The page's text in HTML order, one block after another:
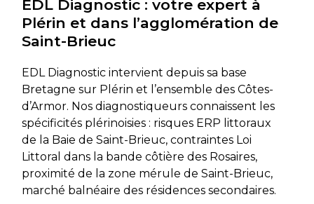
EDL Diagnostic : votre expert à
Plérin et dans l’agglomération de
Saint-Brieuc
EDL Diagnostic intervient depuis sa base
Bretagne sur Plérin et l’ensemble des Côtes-
d’Armor. Nos diagnostiqueurs connaissent les
spécificités plérinoisies : risques ERP littoraux
de la Baie de Saint-Brieuc, contraintes Loi
Littoral dans la bande côtière des Rosaires,
proximité de la zone mérule de Saint-Brieuc,
marché balnéaire des résidences secondaires.